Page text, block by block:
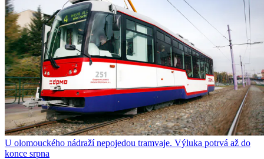
U olomouckého nádraží nepojedou tramvaje. Výluka potrvá až do
konce srpna